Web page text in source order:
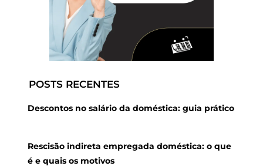
POSTS RECENTES
Descontos no salário da doméstica: guia prático
Rescisão indireta empregada doméstica: o que
é e quais os motivos